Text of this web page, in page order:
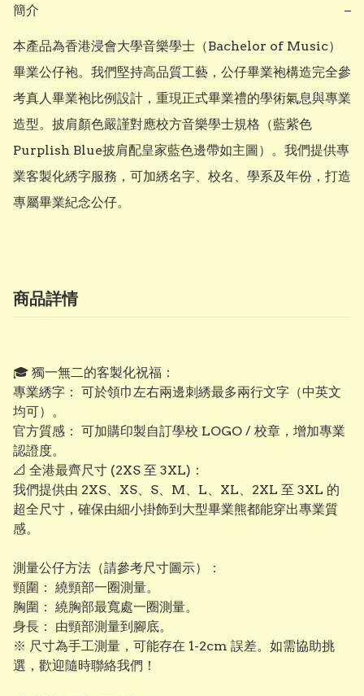
簡介 −
本產品為香港浸會大學音樂學士（Bachelor of Music）
畢業公仔袍。我們堅持高品質工藝，公仔畢業袍構造完全參
考真人畢業袍比例設計，重現正式畢業禮的學術氣息與專業
造型。披肩顏色嚴謹對應校方音樂學士規格（藍紫色
Purplish Blue披肩配皇家藍色邊帶如主圖）。我們提供專
業客製化綉字服務，可加綉名字、校名、學系及年份，打造
專屬畢業紀念公仔。
商品詳情
​🎓 獨一無二的客製化祝福：
專業綉字： 可於領巾左右兩邊刺綉最多兩行文字（中英文
均可）。
​官方質感： 可加購印製自訂學校 LOGO / 校章，增加專業
認證度。
​📐 全港最齊尺寸 (2XS 至 3XL)：
我們提供由 2XS、XS、S、M、L、XL、2XL 至 3XL 的
超全尺寸，確保由細小掛飾到大型畢業熊都能穿出專業質
感。
測量公仔方法（請參考尺寸圖示）：
頸圍： 繞頸部一圈測量。
​胸圍： 繞胸部最寬處一圈測量。
​身長： 由頸部測量到腳底。
※ 尺寸為手工測量，可能存在 1-2cm 誤差。如需協助挑
選，歡迎隨時聯絡我們！